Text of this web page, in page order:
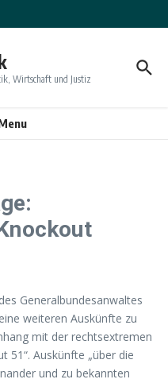
Wirtschaft und Justiz
Generalbundesanwaltes
weiteren Auskünfte zu
mit der rechtsextremen
51“. Auskünfte „über die
und zu bekannten